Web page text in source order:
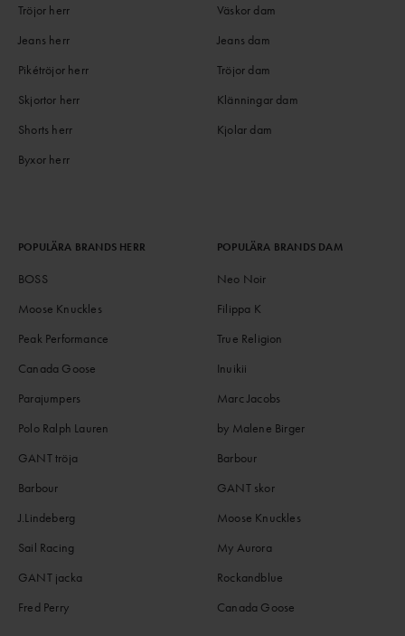
Tröjor herr
Jeans herr
Pikétröjor herr
Skjortor herr
Shorts herr
Byxor herr
Väskor dam
Jeans dam
Tröjor dam
Klänningar dam
Kjolar dam
POPULÄRA BRANDS HERR
BOSS
Moose Knuckles
Peak Performance
Canada Goose
Parajumpers
Polo Ralph Lauren
GANT tröja
Barbour
J.Lindeberg
Sail Racing
GANT jacka
Fred Perry
POPULÄRA BRANDS DAM
Neo Noir
Filippa K
True Religion
Inuikii
Marc Jacobs
by Malene Birger
Barbour
GANT skor
Moose Knuckles
My Aurora
Rockandblue
Canada Goose